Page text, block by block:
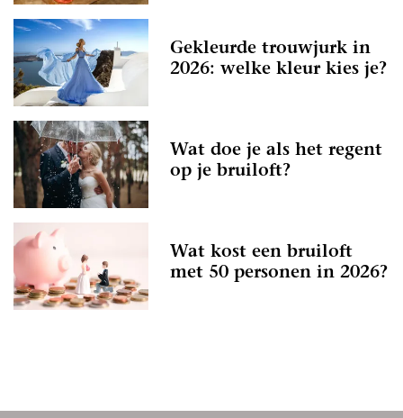
Gekleurde trouwjurk in
2026: welke kleur kies je?
Wat doe je als het regent
op je bruiloft?
Wat kost een bruiloft
met 50 personen in 2026?